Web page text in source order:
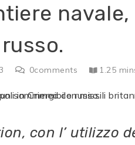
0comments 1.25
con l’ utilizzo